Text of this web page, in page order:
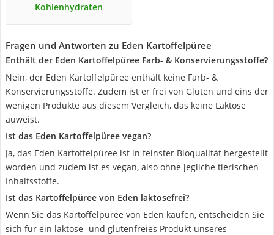
Kohlenhydraten
Fragen und Antworten zu Eden Kartoffelpüree
Enthält der Eden Kartoffelpüree Farb- & Konservierungsstoffe?
Nein, der Eden Kartoffelpüree enthält keine Farb- &
Konservierungsstoffe. Zudem ist er frei von Gluten und eins der
wenigen Produkte aus diesem Vergleich, das keine Laktose
auweist.
Ist das Eden Kartoffelpüree vegan?
Ja, das Eden Kartoffelpüree ist in feinster Bioqualität hergestellt
worden und zudem ist es vegan, also ohne jegliche tierischen
Inhaltsstoffe.
Ist das Kartoffelpüree von Eden laktosefrei?
Wenn Sie das Kartoffelpüree von Eden kaufen, entscheiden Sie
sich für ein laktose- und glutenfreies Produkt unseres